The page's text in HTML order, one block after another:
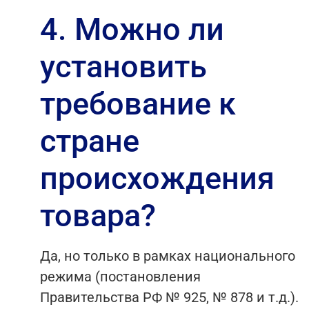
4. Можно ли
установить
требование к
стране
происхождения
товара?
Да, но только в рамках национального
режима (постановления
Правительства РФ № 925, № 878 и т.д.).